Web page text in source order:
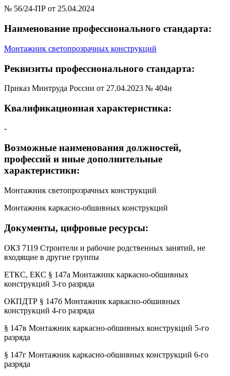
№ 56/24-ПР от 25.04.2024
Наименование профессионального стандарта:
Монтажник светопрозрачных конструкций
Реквизиты профессионального стандарта:
Приказ Минтруда России от 27.04.2023 № 404н
Квалификационная характеристика:
-
Возможные наименования должностей,
профессий и иные дополнительные
характеристики:
Монтажник светопрозрачных конструкций
Монтажник каркасно-обшивных конструкций
Документы, цифровые ресурсы:
ОКЗ 7119 Строители и рабочие родственных занятий, не
входящие в другие группы
ЕТКС, ЕКС § 147а Монтажник каркасно-обшивных
конструкций 3-го разряда
ОКПДТР § 147б Монтажник каркасно-обшивных
конструкций 4-го разряда
§ 147в Монтажник каркасно-обшивных конструкций 5-го
разряда
§ 147г Монтажник каркасно-обшивных конструкций 6-го
разряда